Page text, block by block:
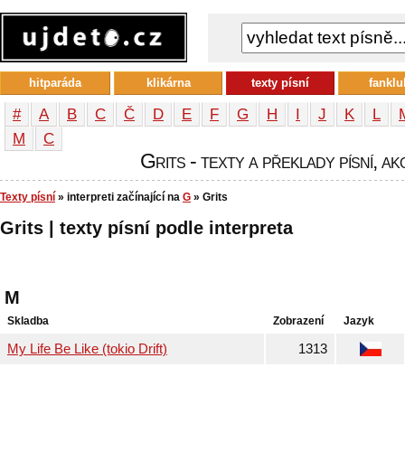
# A B C Č D E F G H I J K L
М
С
Grits - texty a překlady písní,
Texty písní » interpreti začínající na G » Grits
Grits | texty písní podle interpreta
M
Skladba Zobrazení Jazyk
My Life Be Like (tokio Drift) 1313
hitparáda klikárna texty písní